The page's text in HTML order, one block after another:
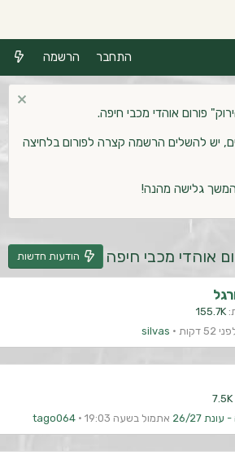
התחבר הרשמה
פורום אוהדי מכבי חיפה.
יש להשלים הרשמה קצרה לפורום בלחיצה
גלישה מהנה!
אוהדי מכבי חיפה הודעות חדשות
155.7K
52 דקות silvas
7.5K
26/27
אתמול בשעה 19:03 tago064